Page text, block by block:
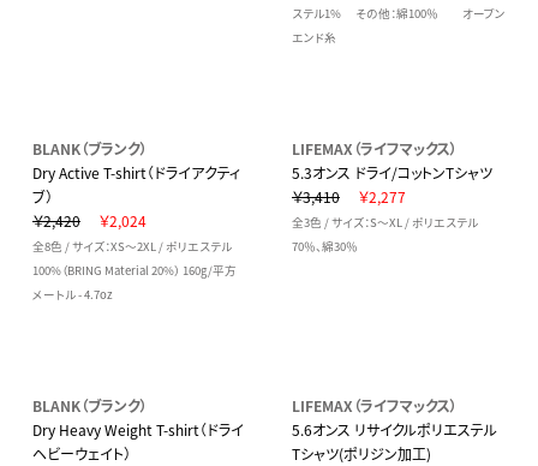
ステル1% その他：綿100％ オープン
エンド糸
BLANK（ブランク）
Dry Active T-shirt（ドライアクティ
ブ）
￥2,420
￥2,024
全8色 / サイズ：XS～2XL / ポリエステル
100%（BRING Material 20%） 160g/平方
メートル - 4.7oz
LIFEMAX（ライフマックス）
5.3オンス ドライ/コットンTシャツ
￥3,410
￥2,277
全3色 / サイズ：S～XL / ポリエステル
70％、綿30％
BLANK（ブランク）
Dry Heavy Weight T-shirt（ドライ
ヘビーウェイト）
LIFEMAX（ライフマックス）
5.6オンス リサイクルポリエステル
Tシャツ(ポリジン加工)